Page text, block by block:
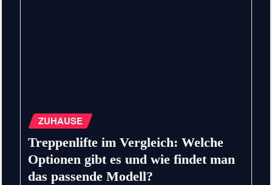
ZUHAUSE
Treppenlifte im Vergleich: Welche
Optionen gibt es und wie findet man
das passende Modell?